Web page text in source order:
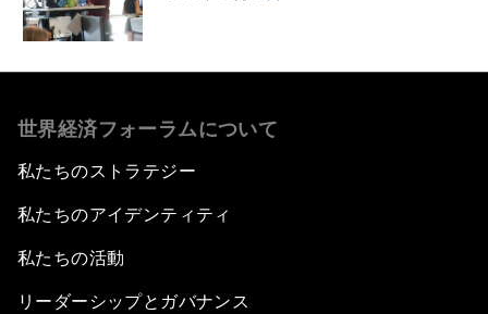
世界経済フォーラムについて
私たちのストラテジー
私たちのアイデンティティ
私たちの活動
リーダーシップとガバナンス